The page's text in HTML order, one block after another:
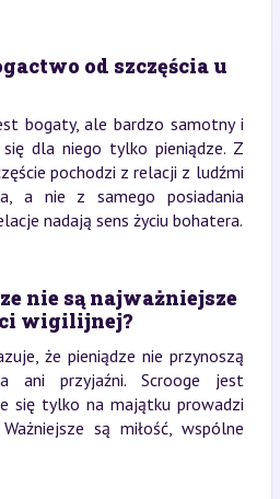
od szczęścia u
bogaty, ale bardzo samotny i
dla niego tylko pieniądze. Z
pochodzi z relacji z ludźmi
a nie z samego posiadania
nadają sens życiu bohatera.
nie są najważniejsze
wigilijnej?
że pieniądze nie przynoszą
ani przyjaźni. Scrooge jest
się tylko na majątku prowadzi
są miłość, wspólne